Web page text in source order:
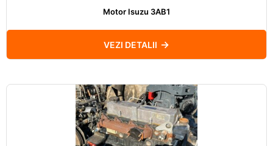
Motor Isuzu 3AB1
VEZI DETALII